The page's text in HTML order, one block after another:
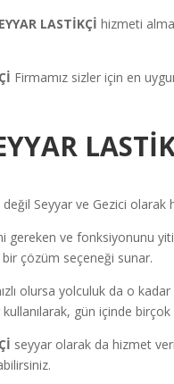
LASTİKÇİhizmeti
Firmamız sizler için en
Seyyar ve Gezici
gereken ve fonksiyonunu
bir çözüm seçeneği sunar.
olursa yolculuk da o
gün içinde birçok
seyyar olarak da hizmet